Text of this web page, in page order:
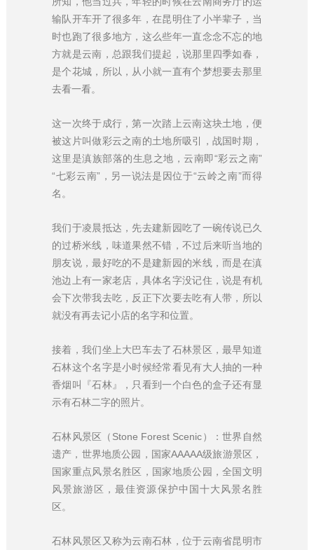
输队开车开了很多年，在昆明住了小半辈子，当
时也跑了很多地方，这么些年一直念念不忘的地
方就是云南，总跟我们提起，说那里四季如春，
是个花城，所以，从小就一直有个梦想要去那里
去看一看。
这一次终于成行，第一次踏上云南这块土地，便
被这片叫做彩云之南的土地所吸引，战国时期，
这里是滇族部落的生息之地，云南即“彩云之南”
“七彩云南”，另一说法是因位于“云岭之南”而得
名。
我们于凌晨抵达，先去建新园吃了一碗传说已久
的过桥米线，味道果然不错，不过后来听当地的
朋友说，最好吃的不是建新园的米线，而是在滇
池边上有一家老店，具体名字没记住，说是有机
会下次带我去吃，反正下次要去吃有人带，所以
就没有再去记小店的名字和位置。
接着，我们坐上大巴车去了石林景区，最早知道
石林这个名字是小时候经常看见有大人抽的一种
香烟叫『石林』，只看到一个白色的盒子还有显
示有石林二字的照片。
石林风景区（Stone Forest Scenic）：世界自然
遗产，世界地质公园，国家AAAAA级旅游景区，
国家重点风景名胜区，国家地质公园，全国文明
风景旅游区，最佳资源保护中国十大风景名胜
区。
石林风景区又称为云南石林，位于云南省昆明市